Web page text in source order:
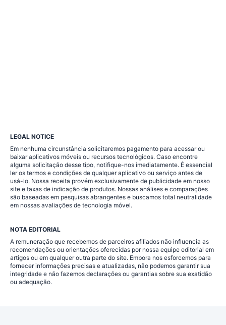
LEGAL NOTICE
Em nenhuma circunstância solicitaremos pagamento para acessar ou
baixar aplicativos móveis ou recursos tecnológicos. Caso encontre
alguma solicitação desse tipo, notifique-nos imediatamente. É essencial
ler os termos e condições de qualquer aplicativo ou serviço antes de
usá-lo. Nossa receita provém exclusivamente de publicidade em nosso
site e taxas de indicação de produtos. Nossas análises e comparações
são baseadas em pesquisas abrangentes e buscamos total neutralidade
em nossas avaliações de tecnologia móvel.
NOTA EDITORIAL
A remuneração que recebemos de parceiros afiliados não influencia as
recomendações ou orientações oferecidas por nossa equipe editorial em
artigos ou em qualquer outra parte do site. Embora nos esforcemos para
fornecer informações precisas e atualizadas, não podemos garantir sua
integridade e não fazemos declarações ou garantias sobre sua exatidão
ou adequação.